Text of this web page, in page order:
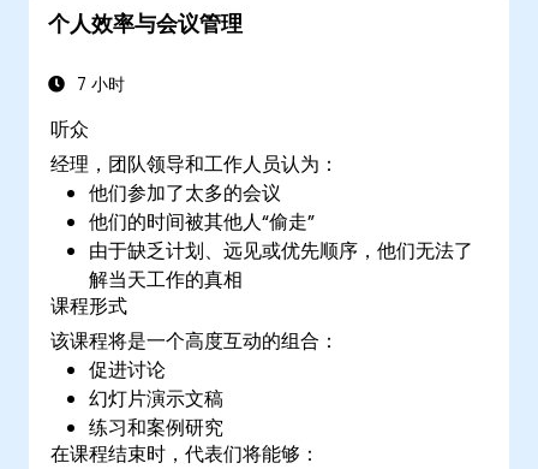
个人效率与会议管理
7 小时
听众
经理，团队领导和工作人员认为：
他们参加了太多的会议
他们的时间被其他人“偷走”
由于缺乏计划、远见或优先顺序，他们无法了
解当天工作的真相
课程形式
该课程将是一个高度互动的组合：
促进讨论
幻灯片演示文稿
练习和案例研究
在课程结束时，代表们将能够：